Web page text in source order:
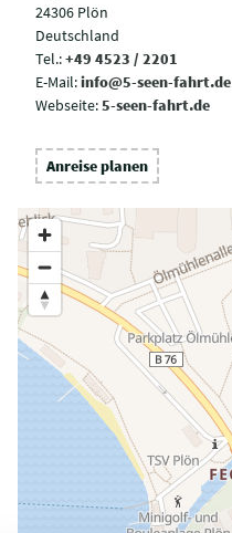
24306 Plön
Deutschland
Tel.:+49 4523 / 2201
E-Mail:info@5-seen-fahrt.de
Webseite:5-seen-fahrt.de
Anreise planen